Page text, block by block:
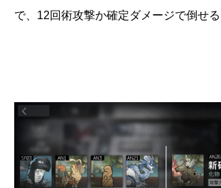
で、12回術攻撃か確定ダメージで倒せる